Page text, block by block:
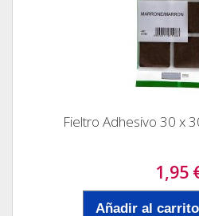
Fieltro Adhesivo 30 x
1,95
Añadir al carrito